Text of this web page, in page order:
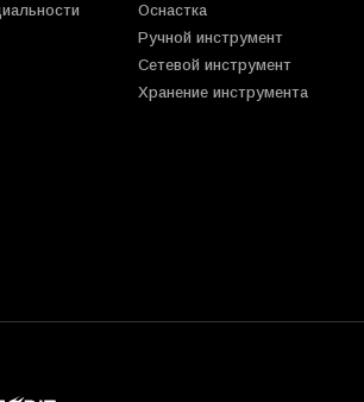
Оснастка
Ручной инструмент
Сетевой инструмент
Хранение инструмента